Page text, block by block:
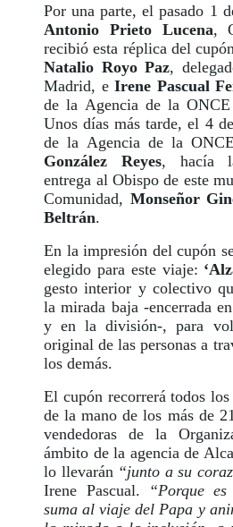
Por una parte, el pasado 1
Antonio Prieto Lucena,
recibió esta réplica del
Natalio Royo Paz,
Madrid, eIrene Pascual
de la Agencia de la
Unos días más tarde, el 4
de la Agencia de la
González Reyes, hacía
entrega al Obispo de este
Comunidad, Monseñor
Beltrán.
En la impresión del cupón
elegido para este viaje:
gesto interior y colectivo
la mirada baja -encerrada
y en la división-, para
original de las personas a
los demás.
El cupón recorrerá todos los
de la mano de los más de
vendedoras de la
ámbito de la agencia de
lo llevarán “junto a su
Irene Pascual. “Porque
suma al viaje del Papa y